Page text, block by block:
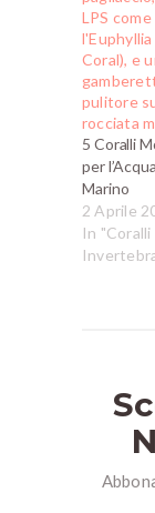
5 Coralli
per
Marino
2 Aprile
In "Coralli